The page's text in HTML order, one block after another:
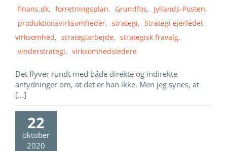
finans.dk, forretningsplan, Grundfos, Jyllands-Posten,
produktionsvirksomheder, strategi, Strategi ejerledet
virksomhed, strategiarbejde, strategisk fravalg,
vinderstrategi, virksomhedsledere
Det flyver rundt med både direkte og indirekte
antydninger om, at det er han ikke. Men jeg synes, at
[...]
22
oktober
2020